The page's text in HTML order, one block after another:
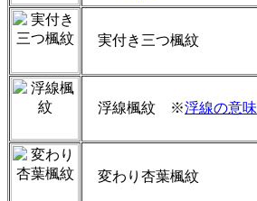
実付き三つ楓紋
浮線楓紋 ※浮線の意味
変わり杏葉楓紋